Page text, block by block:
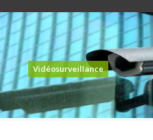
Vidéosurveillance